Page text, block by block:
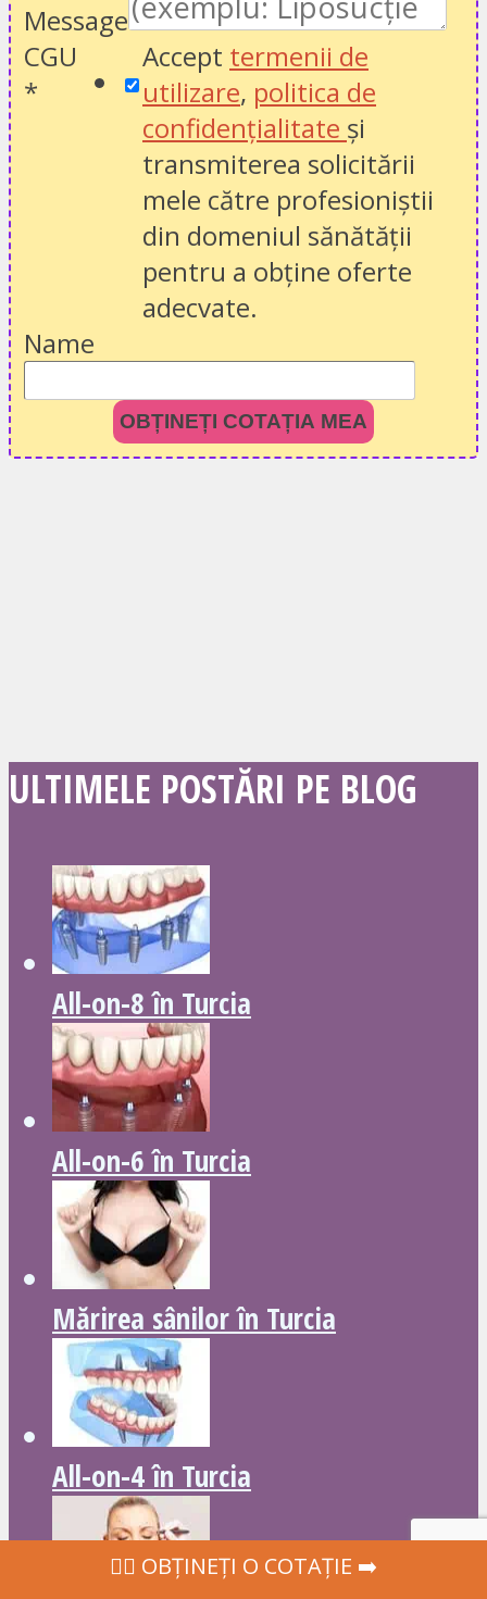
Message
CGU
*
Accept termenii de
utilizare, politica de
confidențialitate și
transmiterea solicitării
mele către profesioniștii
din domeniul sănătății
pentru a obține oferte
adecvate.
Name
OBȚINEȚI COTAȚIA MEA
ULTIMELE POSTĂRI PE BLOG
All-on-8 în Turcia
All-on-6 în Turcia
Mărirea sânilor în Turcia
All-on-4 în Turcia
‍👩‍⚕ OBȚINEȚI O COTAȚIE ➡️